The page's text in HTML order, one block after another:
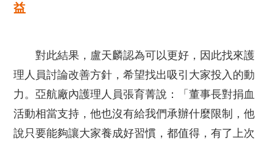
益
對此結果，盧天麟認為可以更好，因此找來護
理人員討論改善方針，希望找出吸引大家投入的動
力。亞航廠內護理人員張育菁說：「董事長對捐血
活動相當支持，他也沒有給我們承辦什麼限制，他
說只要能夠讓大家養成好習慣，都值得，有了上次